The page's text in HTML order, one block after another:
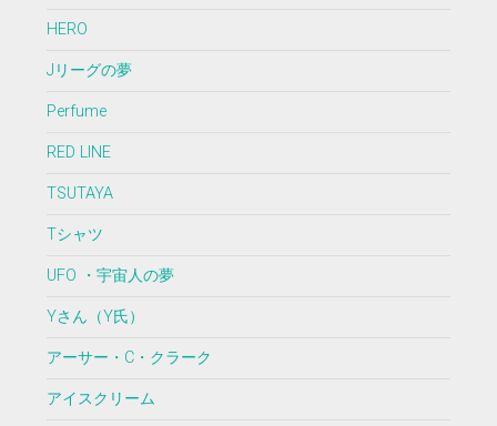
HERO
Jリーグの夢
Perfume
RED LINE
TSUTAYA
Tシャツ
UFO ・宇宙人の夢
Yさん（Y氏）
アーサー・C・クラーク
アイスクリーム